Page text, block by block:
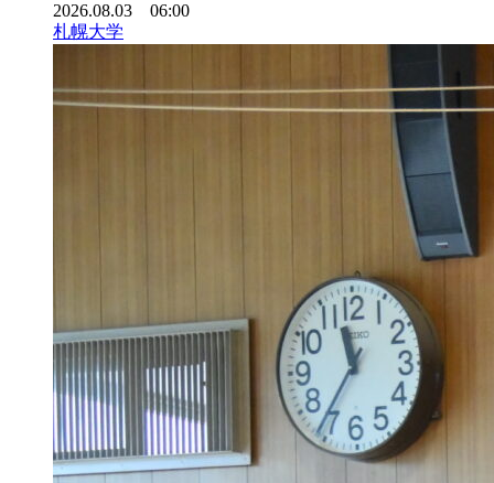
2026.08.03 06:00
札幌大学